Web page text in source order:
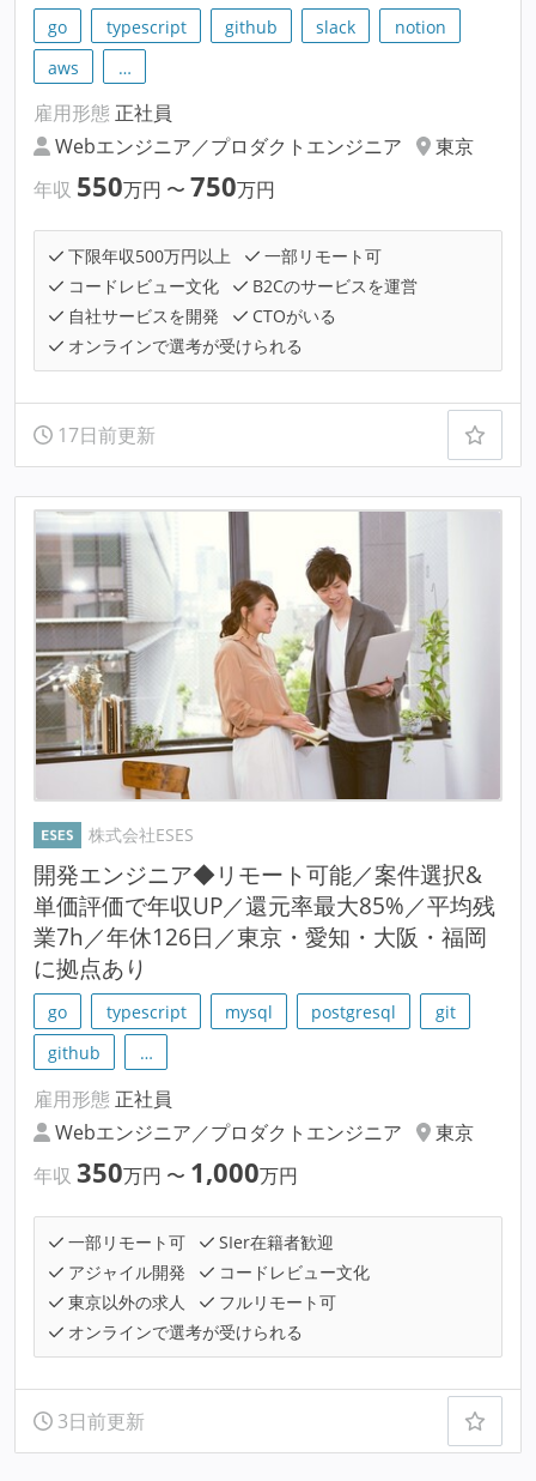
go typescript github slack
notion
aws
…
雇用形態 正社員
Webエンジニア／プロダクトエンジニア
東京
年収 550万円 〜 750万円
下限年収500万円以上
一部リモート可
コードレビュー文化
B2Cのサービスを運営
自社サービスを開発
CTOがいる
オンラインで選考が受けられる
17日前更新
株式会社ESES
開発エンジニア◆リモート可能／案件選択&
単価評価で年収UP／還元率最大85%／平均残
業7h／年休126日／東京・愛知・大阪・福岡
に拠点あり
go typescript mysql postgresql
git
github
…
雇用形態 正社員
Webエンジニア／プロダクトエンジニア
東京
年収 350万円 〜 1,000万円
一部リモート可
SIer在籍者歓迎
アジャイル開発
コードレビュー文化
東京以外の求人
フルリモート可
オンラインで選考が受けられる
3日前更新